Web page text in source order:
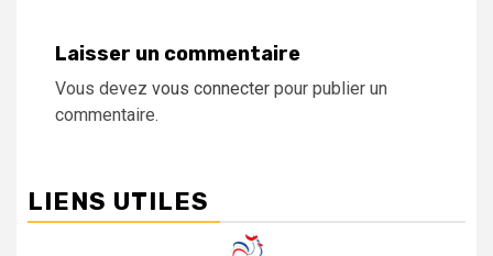
Laisser un commentaire
Vous devez vous connecter pour publier un
commentaire.
LIENS UTILES